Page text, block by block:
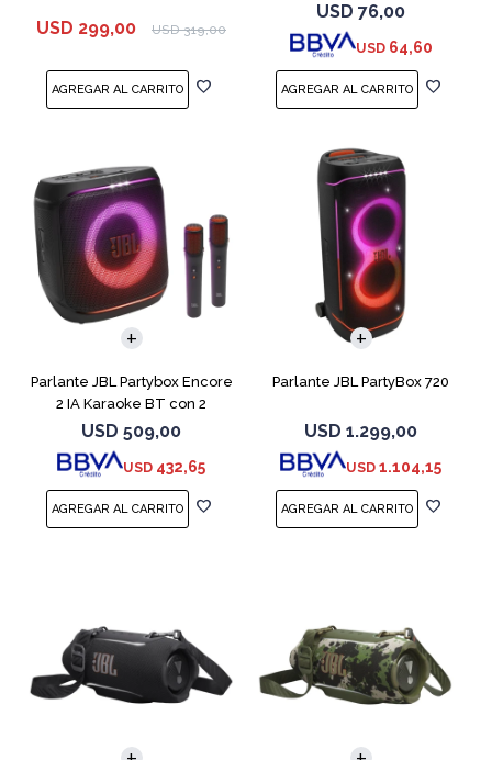
USD 299,00 USD 319,00
Bluetooth - controlado por
aplicación - 7 vatios - rojo
USD 76,00
USD 64,60
Parlante JBL Partybox Encore
2 IA Karaoke BT con 2
microfono
USD 509,00
USD 432,65
Parlante JBL PartyBox 720
USD 1.299,00
USD 1.104,15